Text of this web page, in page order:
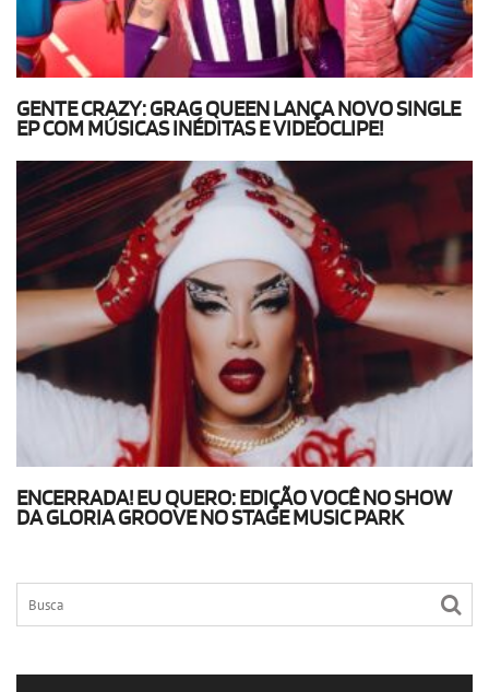
GENTE CRAZY: GRAG QUEEN LANÇA NOVO SINGLE
EP COM MÚSICAS INÉDITAS E VIDEOCLIPE!
ENCERRADA! EU QUERO: EDIÇÃO VOCÊ NO SHOW
DA GLORIA GROOVE NO STAGE MUSIC PARK